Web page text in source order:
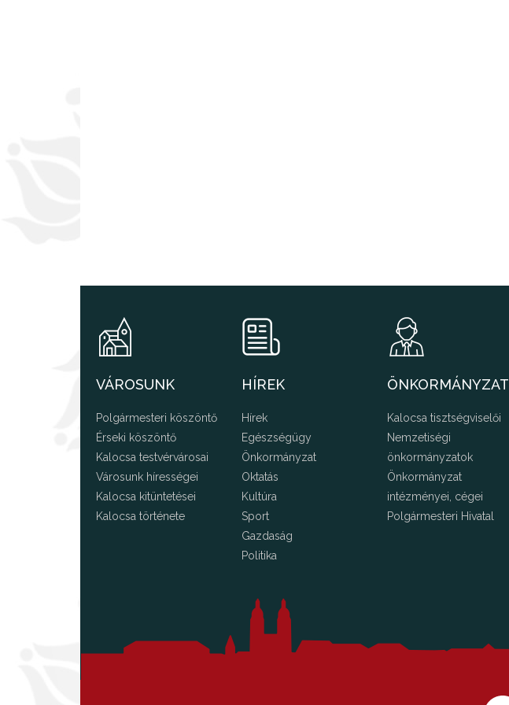
VÁROSUNK
Polgármesteri köszöntő
Érseki köszöntő
Kalocsa testvérvárosai
Városunk hírességei
Kalocsa kitüntetései
Kalocsa története
HÍREK
Hírek
Egészségügy
Önkormányzat
Oktatás
Kultúra
Sport
Gazdaság
Politika
ÖNKORMÁNYZAT
Kalocsa tisztségviselői
Nemzetiségi
önkormányzatok
Önkormányzat
intézményei, cégei
Polgármesteri Hivatal